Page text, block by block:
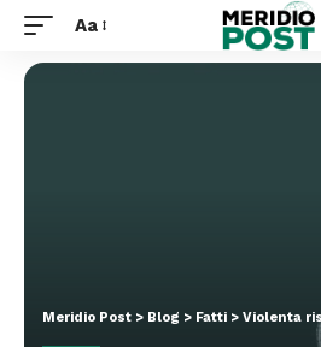
Aa
Meridio Post > Blog > Fatti > Violenta